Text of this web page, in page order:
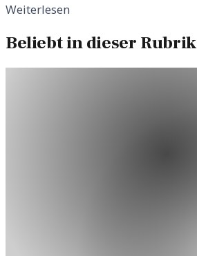
Weiterlesen
Beliebt in dieser Rubrik